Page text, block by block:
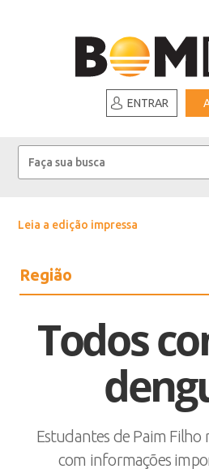
ENTRAR
Leia a edição impressa
Região
Todos
Estudantes de Paim Filho
com informações